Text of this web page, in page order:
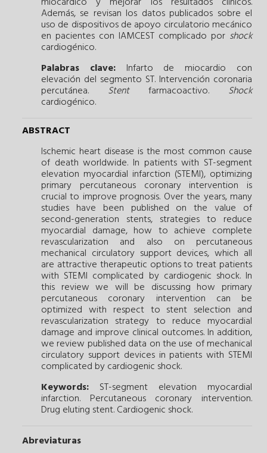
Además, se revisan los datos publicados sobre el
uso de dispositivos de apoyo circulatorio mecánico
en pacientes con IAMCEST complicado por shock
cardiogénico.
Palabras clave:
Infarto de miocardio con
elevación del segmento ST. Intervención coronaria
percutánea. Stentfarmacoactivo. Shock
cardiogénico.
ABSTRACT
Ischemic heart disease is the most common cause
of death worldwide. In patients with ST-segment
elevation myocardial infarction (STEMI), optimizing
primary percutaneous coronary intervention is
crucial to improve prognosis. Over the years, many
studies have been published on the value of
second-generation stents, strategies to reduce
myocardial damage, how to achieve complete
revascularization and also on percutaneous
mechanical circulatory support devices, which all
are attractive therapeutic options to treat patients
with STEMI complicated by cardiogenic shock. In
this review we will be discussing how primary
percutaneous coronary intervention can be
optimized with respect to stent selection and
revascularization strategy to reduce myocardial
damage and improve clinical outcomes. In addition,
we review published data on the use of mechanical
circulatory support devices in patients with STEMI
complicated by cardiogenic shock.
Keywords:
ST-segment elevation myocardial
infarction. Percutaneous coronary intervention.
Drug eluting stent.Cardiogenic shock.
Abreviaturas